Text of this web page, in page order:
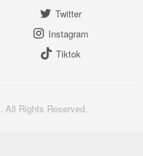
Twitter
Instagram
Tiktok
All Rights Reserved.